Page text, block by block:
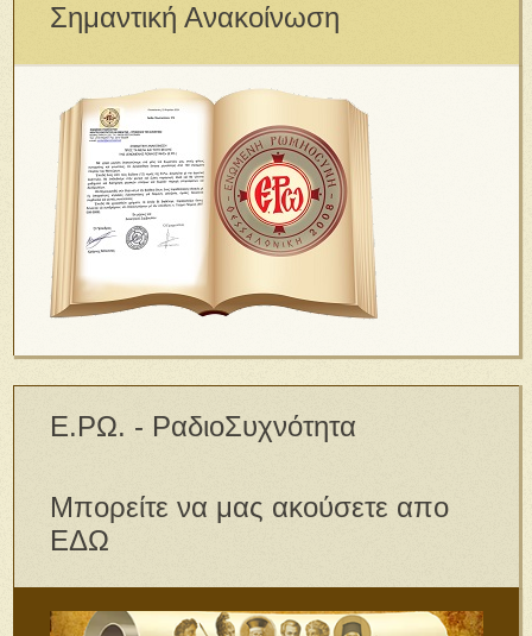
Σημαντική Ανακοίνωση
Ε.ΡΩ. - ΡαδιοΣυχνότητα
Μπορείτε να μας ακούσετε απο
ΕΔΩ